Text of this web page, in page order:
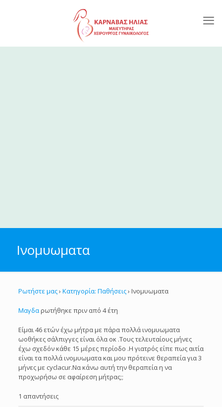
Ινομυωματα
Ρωτήστε μας› Κατηγορία: Παθήσεις› Ινομυωματα
Μαγδαρωτήθηκε πριν από 4 έτη
Είμαι 46 ετών έχω μήτρα με πάρα πολλά ινομυωματα
ωοθήκες σάλπιγγες είναι όλα οκ .Τους τελευταίους μήνες
έχω σχεδόν κάθε 15 μέρες περίοδο .Η γιατρός είπε πως αιτία
είναι τα πολλά ινομυωματα και μου πρότεινε θεραπεία για 3
μήνες με cyclacur.Να κάνω αυτή την θεραπεία η να
προχωρήσω σε αφαίρεση μήτρας;;
1 απαντήσεις